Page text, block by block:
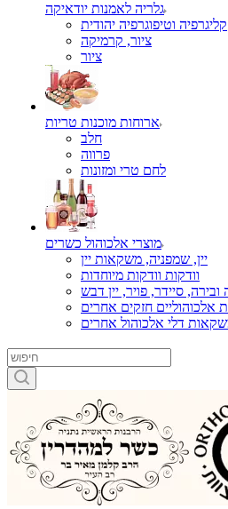
גלריה לאמנות יודאיקה
קליגרפיה וטיפוגרפיה יהודית
ציור, קרמיקה
ציור
ארוחות מוכנות טריות
חלב
פרווה
לחם טרי ומזונות
מוצרי אלכוהול כשרים
יין, שמפניה, משקאות יין
וודקות וודקות מיוחדות
סיידר, פויר, יין דבש
אלכוהוליים חזקים אחרים
דלי אלכוהול אחרים